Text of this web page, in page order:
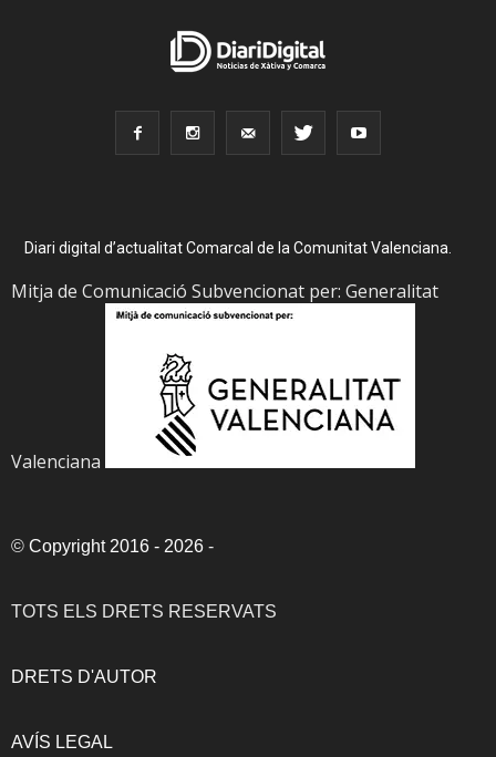
Diari digital d’actualitat Comarcal de la Comunitat Valenciana.
Mitja de Comunicació Subvencionat per: Generalitat
Valenciana
© Copyright 2016 - 2026 -
TOTS ELS DRETS RESERVATS
DRETS D'AUTOR
AVÍS LEGAL